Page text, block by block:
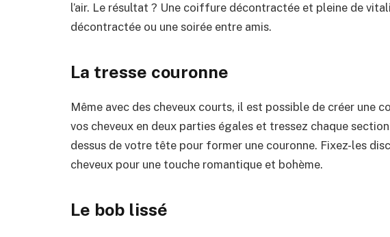
l’air. Le résultat ? Une coiffure décontractée et pleine de
décontractée ou une soirée entre amis.
La tresse couronne
Même avec des cheveux courts, il est possible de créer une
vos cheveux en deux parties égales et tressez chaque
dessus de votre tête pour former une couronne. Fixez-les
cheveux pour une touche romantique et bohème.
Le bob lissé